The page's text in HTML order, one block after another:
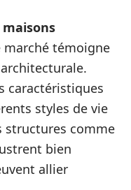
témoigne
caractéristiques
styles de vie
structures comme
bien
allier